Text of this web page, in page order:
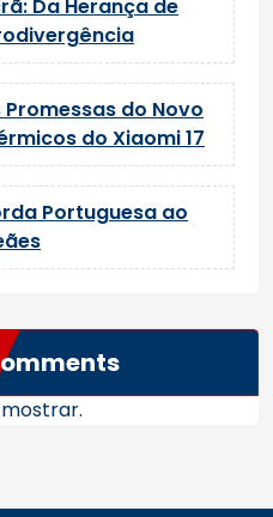
Da Herança de
do Novo
do Xiaomi 17
Portuguesa ao